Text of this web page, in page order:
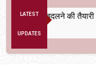
LATEST
UPDATES
बदलने की तैयारी